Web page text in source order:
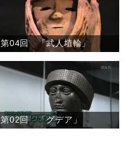
第04回 「武人埴輪」
第02回 「グデア」